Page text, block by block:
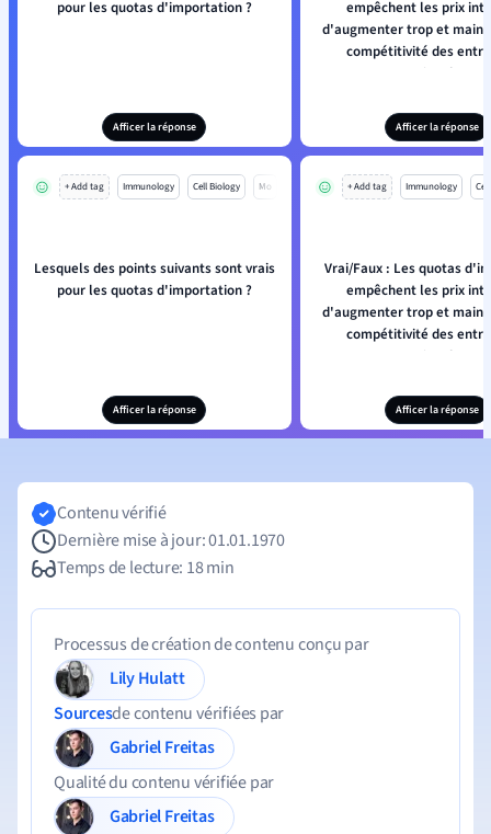
pour les quotas d'importation ?
Afficer la réponse
empêchent les prix
d'augmenter trop et
compétitivité des
nationales.
Afficer la réponse
+ Add tag Immunology Cell Biology Mo
Lesquels des points suivants sont vrais
pour les quotas d'importation ?
Afficer la réponse
+ Add tag Immunology
Vrai/Faux : Les quotas
empêchent les prix
d'augmenter trop et
compétitivité des
nationales.
Afficer la réponse
Contenu vérifié
Dernière mise à jour: 01.01.1970
Temps de lecture: 18 min
Processus de création de contenu conçu par
Lily Hulatt
Sourcesde contenu vérifiées par
Gabriel Freitas
Qualité du contenu vérifiée par
Gabriel Freitas